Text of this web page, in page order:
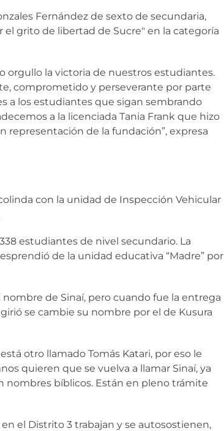
Fernández de sexto de secundaria,
grito de libertad de Sucre" en la categoría
orgullo la victoria de nuestros estudiantes.
comprometido y perseverante por parte
a los estudiantes que sigan sembrando
a la licenciada Tania Frank que hizo
representación de la fundación”, expresa
con la unidad de Inspección Vehicular
estudiantes de nivel secundario. La
de la unidad educativa “Madre” por
de Sinaí, pero cuando fue la entrega
se cambie su nombre por el de Kusura
otro llamado Tomás Katari, por eso le
quieren que se vuelva a llamar Sinaí, ya
nombres bíblicos. Están en pleno trámite
el Distrito 3 trabajan y se autosostienen,